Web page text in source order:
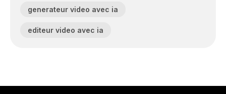
generateur video avec ia
editeur video avec ia